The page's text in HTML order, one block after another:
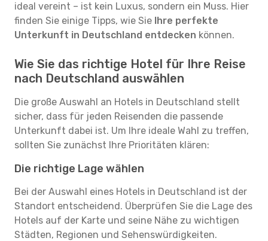
ideal vereint – ist kein Luxus, sondern ein Muss. Hier
finden Sie einige Tipps, wie Sie Ihre perfekte
Unterkunft in Deutschland entdecken können.
Wie Sie das richtige Hotel für Ihre Reise
nach Deutschland auswählen
Die große Auswahl an Hotels in Deutschland stellt
sicher, dass für jeden Reisenden die passende
Unterkunft dabei ist. Um Ihre ideale Wahl zu treffen,
sollten Sie zunächst Ihre Prioritäten klären:
Die richtige Lage wählen
Bei der Auswahl eines Hotels in Deutschland ist der
Standort entscheidend. Überprüfen Sie die Lage des
Hotels auf der Karte und seine Nähe zu wichtigen
Städten, Regionen und Sehenswürdigkeiten.